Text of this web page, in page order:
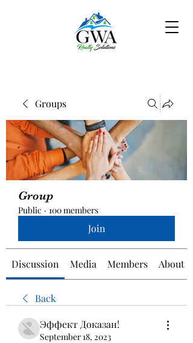
Groups
Group
Public · 100 members
Join
Discussion Media Members About
Back
Эффект Доказан!
September 18, 2023